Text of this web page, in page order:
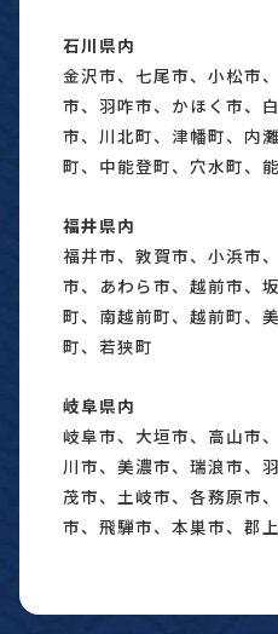
石川県内
金沢市、七尾市、小松市
市、羽咋市、かほく市、
市、川北町、津幡町、内
町、中能登町、穴水町、
福井県内
福井市、敦賀市、小浜市
市、あわら市、越前市、
町、南越前町、越前町、
町、若狭町
岐阜県内
岐阜市、大垣市、高山市
川市、美濃市、瑞浪市、
茂市、土岐市、各務原市
市、飛騨市、本巣市、郡